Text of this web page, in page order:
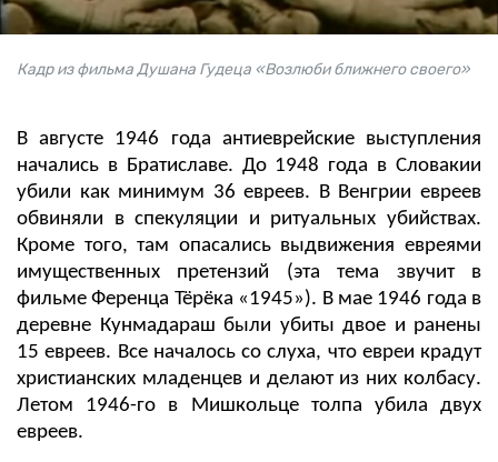
Кадр из фильма Душана Гудеца «Возлюби ближнего своего»
В августе 1946 года антиеврейские выступления
начались в Братиславе. До 1948 года в Словакии
убили как минимум 36 евреев. В Венгрии евреев
обвиняли в спекуляции и ритуальных убийствах.
Кроме того, там опасались выдвижения евреями
имущественных претензий (эта тема звучит в
фильме Ференца Тёрёка «1945»). В мае 1946 года в
деревне Кунмадараш были убиты двое и ранены
15 евреев. Все началось со слуха, что евреи крадут
христианских младенцев и делают из них колбасу.
Летом 1946-го в Мишкольце толпа убила двух
евреев.